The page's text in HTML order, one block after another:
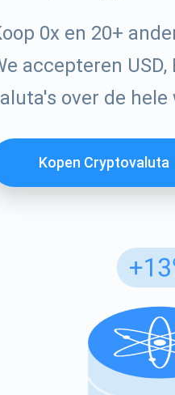
0x en 20+
accepteren USD,
over de hele
Kopen Cryptovaluta